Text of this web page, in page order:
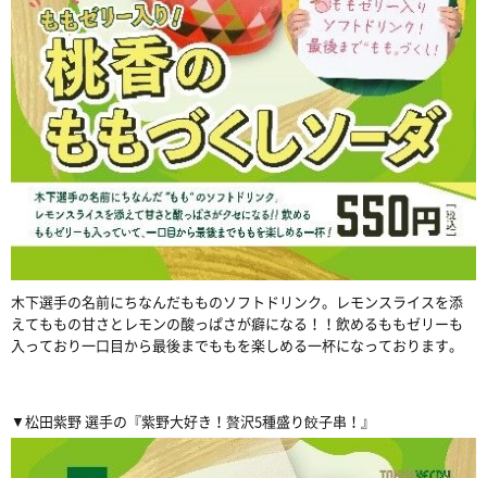
木下選手の名前にちなんだもものソフトドリンク。レモンスライスを添
えてももの甘さとレモンの酸っぱさが癖になる！！飲めるももゼリーも
入っており一口目から最後までももを楽しめる一杯になっております。
▼松田紫野 選手の『紫野大好き！贅沢5種盛り餃子串！』